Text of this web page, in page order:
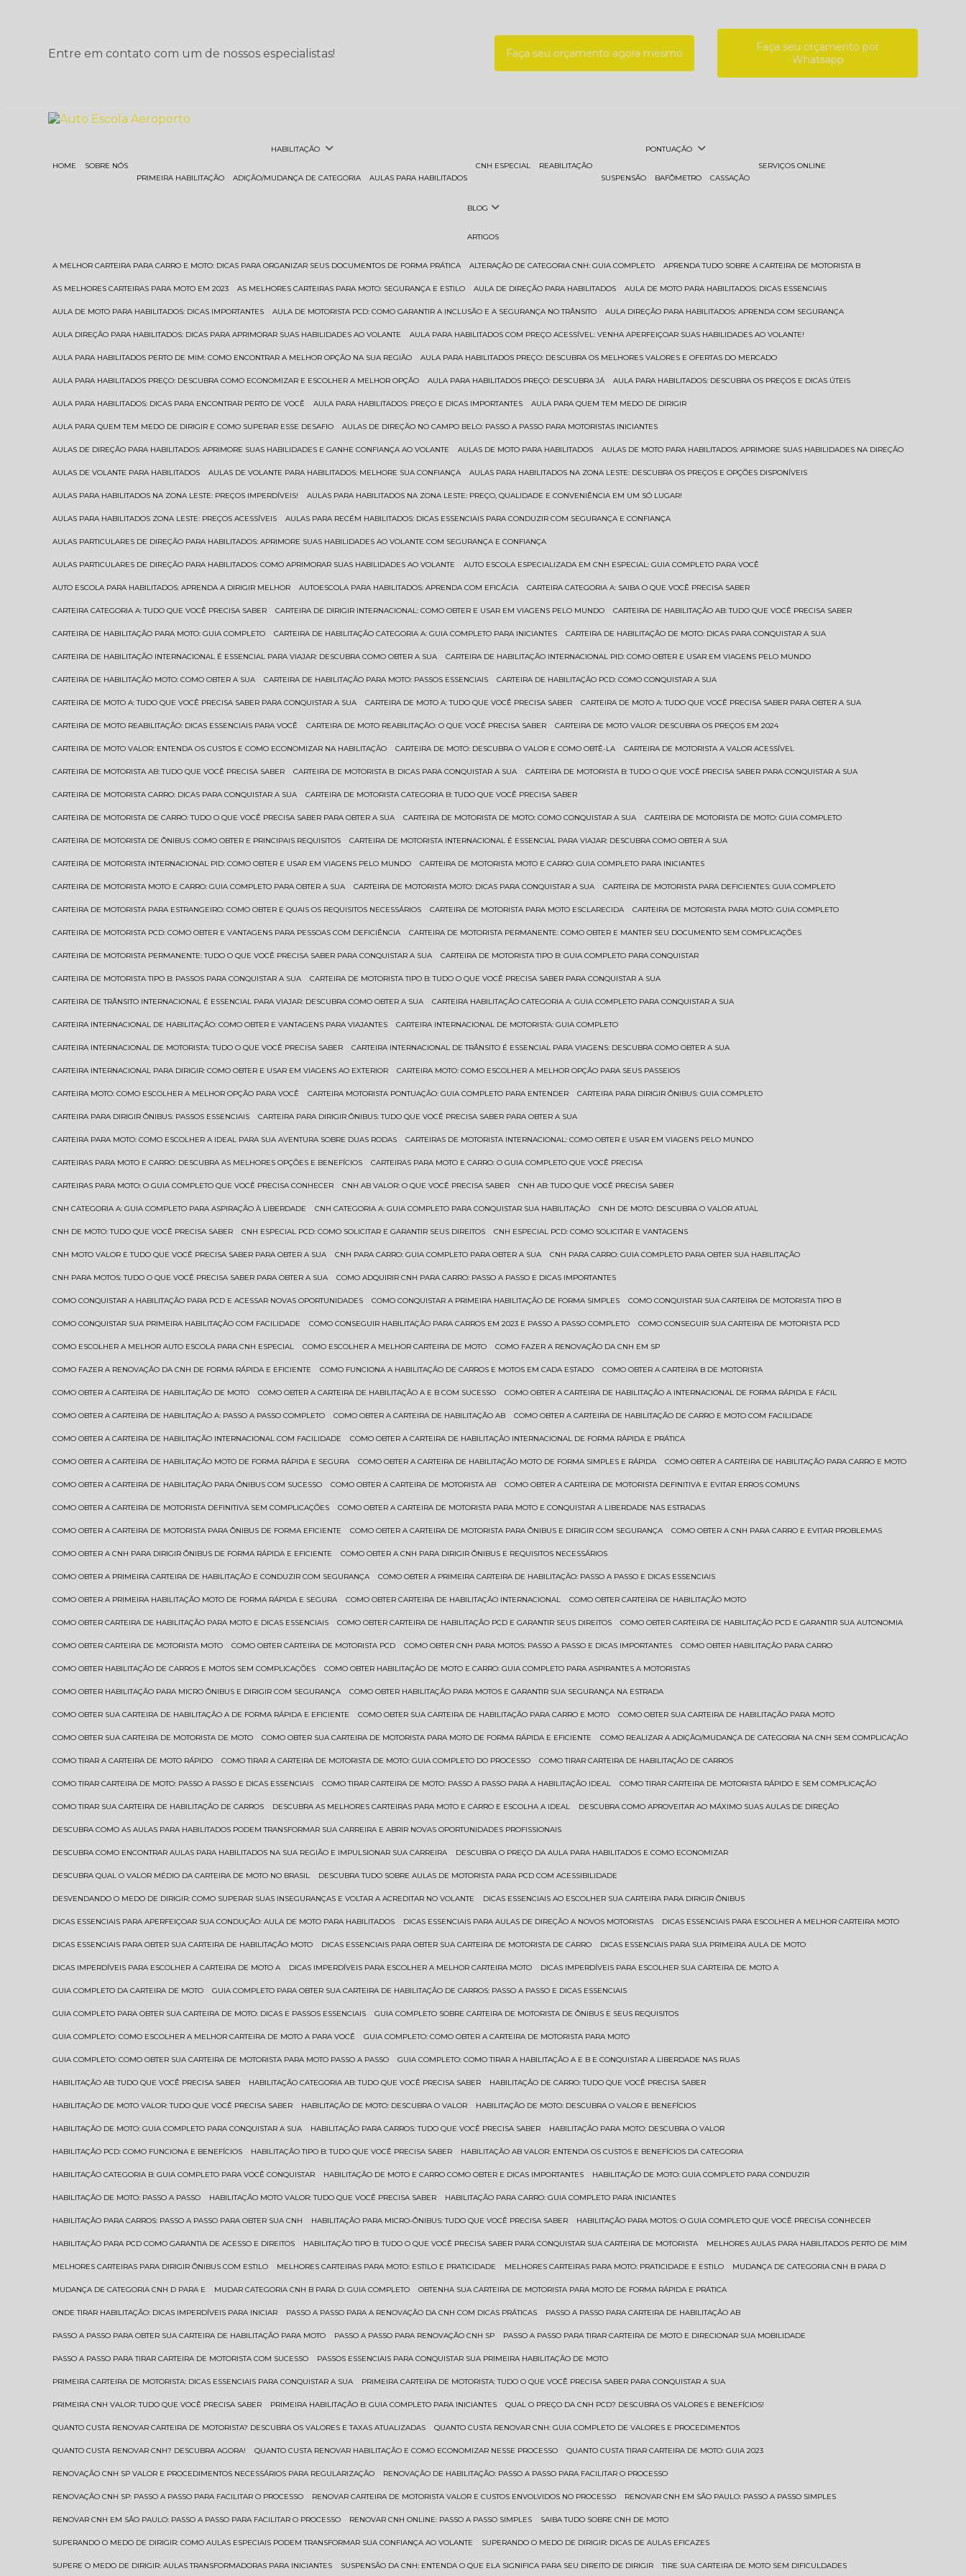
Entre em contato com um de nossos especialistas! Faça seu orçamento agora mesmo
Faça seu orçamento por
Whatsapp
HOME SOBRE NÓS
HABILITAÇÃO
PRIMEIRA HABILITAÇÃO ADIÇÃO/MUDANÇA DE CATEGORIA AULAS PARA HABILITADOS
CNH ESPECIAL REABILITAÇÃO
PONTUAÇÃO
SUSPENSÃO BAFÔMETRO CASSAÇÃO
SERVIÇOS ONLINE
BLOG
ARTIGOS
A MELHOR CARTEIRA PARA CARRO E MOTO: DICAS PARA ORGANIZAR SEUS DOCUMENTOS DE FORMA PRÁTICA ALTERAÇÃO DE CATEGORIA CNH: GUIA COMPLETO APRENDA TUDO SOBRE A CARTEIRA DE MOTORISTA B
AS MELHORES CARTEIRAS PARA MOTO EM 2023 AS MELHORES CARTEIRAS PARA MOTO: SEGURANÇA E ESTILO AULA DE DIREÇÃO PARA HABILITADOS AULA DE MOTO PARA HABILITADOS: DICAS ESSENCIAIS
AULA DE MOTO PARA HABILITADOS: DICAS IMPORTANTES AULA DE MOTORISTA PCD: COMO GARANTIR A INCLUSÃO E A SEGURANÇA NO TRÂNSITO AULA DIREÇÃO PARA HABILITADOS: APRENDA COM SEGURANÇA
AULA DIREÇÃO PARA HABILITADOS: DICAS PARA APRIMORAR SUAS HABILIDADES AO VOLANTE AULA PARA HABILITADOS COM PREÇO ACESSÍVEL: VENHA APERFEIÇOAR SUAS HABILIDADES AO VOLANTE!
AULA PARA HABILITADOS PERTO DE MIM: COMO ENCONTRAR A MELHOR OPÇÃO NA SUA REGIÃO AULA PARA HABILITADOS PREÇO: DESCUBRA OS MELHORES VALORES E OFERTAS DO MERCADO
AULA PARA HABILITADOS PREÇO: DESCUBRA COMO ECONOMIZAR E ESCOLHER A MELHOR OPÇÃO AULA PARA HABILITADOS PREÇO: DESCUBRA JÁ AULA PARA HABILITADOS: DESCUBRA OS PREÇOS E DICAS ÚTEIS
AULA PARA HABILITADOS: DICAS PARA ENCONTRAR PERTO DE VOCÊ AULA PARA HABILITADOS: PREÇO E DICAS IMPORTANTES AULA PARA QUEM TEM MEDO DE DIRIGIR
AULA PARA QUEM TEM MEDO DE DIRIGIR E COMO SUPERAR ESSE DESAFIO AULAS DE DIREÇÃO NO CAMPO BELO: PASSO A PASSO PARA MOTORISTAS INICIANTES
AULAS DE DIREÇÃO PARA HABILITADOS: APRIMORE SUAS HABILIDADES E GANHE CONFIANÇA AO VOLANTE AULAS DE MOTO PARA HABILITADOS AULAS DE MOTO PARA HABILITADOS: APRIMORE SUAS HABILIDADES NA DIREÇÃO
AULAS DE VOLANTE PARA HABILITADOS AULAS DE VOLANTE PARA HABILITADOS: MELHORE SUA CONFIANÇA AULAS PARA HABILITADOS NA ZONA LESTE: DESCUBRA OS PREÇOS E OPÇÕES DISPONÍVEIS
AULAS PARA HABILITADOS NA ZONA LESTE: PREÇOS IMPERDÍVEIS! AULAS PARA HABILITADOS NA ZONA LESTE: PREÇO, QUALIDADE E CONVENIÊNCIA EM UM SÓ LUGAR!
AULAS PARA HABILITADOS ZONA LESTE: PREÇOS ACESSÍVEIS AULAS PARA RECÉM HABILITADOS: DICAS ESSENCIAIS PARA CONDUZIR COM SEGURANÇA E CONFIANÇA
AULAS PARTICULARES DE DIREÇÃO PARA HABILITADOS: APRIMORE SUAS HABILIDADES AO VOLANTE COM SEGURANÇA E CONFIANÇA
AULAS PARTICULARES DE DIREÇÃO PARA HABILITADOS: COMO APRIMORAR SUAS HABILIDADES AO VOLANTE AUTO ESCOLA ESPECIALIZADA EM CNH ESPECIAL: GUIA COMPLETO PARA VOCÊ
AUTO ESCOLA PARA HABILITADOS: APRENDA A DIRIGIR MELHOR AUTOESCOLA PARA HABILITADOS: APRENDA COM EFICÁCIA CARTEIRA CATEGORIA A: SAIBA O QUE VOCÊ PRECISA SABER
CARTEIRA CATEGORIA A: TUDO QUE VOCÊ PRECISA SABER CARTEIRA DE DIRIGIR INTERNACIONAL: COMO OBTER E USAR EM VIAGENS PELO MUNDO CARTEIRA DE HABILITAÇÃO AB: TUDO QUE VOCÊ PRECISA SABER
CARTEIRA DE HABILITAÇÃO PARA MOTO: GUIA COMPLETO CARTEIRA DE HABILITAÇÃO CATEGORIA A: GUIA COMPLETO PARA INICIANTES CARTEIRA DE HABILITAÇÃO DE MOTO: DICAS PARA CONQUISTAR A SUA
CARTEIRA DE HABILITAÇÃO INTERNACIONAL É ESSENCIAL PARA VIAJAR: DESCUBRA COMO OBTER A SUA CARTEIRA DE HABILITAÇÃO INTERNACIONAL PID: COMO OBTER E USAR EM VIAGENS PELO MUNDO
CARTEIRA DE HABILITAÇÃO MOTO: COMO OBTER A SUA CARTEIRA DE HABILITAÇÃO PARA MOTO: PASSOS ESSENCIAIS CARTEIRA DE HABILITAÇÃO PCD: COMO CONQUISTAR A SUA
CARTEIRA DE MOTO A: TUDO QUE VOCÊ PRECISA SABER PARA CONQUISTAR A SUA CARTEIRA DE MOTO A: TUDO QUE VOCÊ PRECISA SABER CARTEIRA DE MOTO A: TUDO QUE VOCÊ PRECISA SABER PARA OBTER A SUA
CARTEIRA DE MOTO REABILITAÇÃO: DICAS ESSENCIAIS PARA VOCÊ CARTEIRA DE MOTO REABILITAÇÃO: O QUE VOCÊ PRECISA SABER CARTEIRA DE MOTO VALOR: DESCUBRA OS PREÇOS EM 2024
CARTEIRA DE MOTO VALOR: ENTENDA OS CUSTOS E COMO ECONOMIZAR NA HABILITAÇÃO CARTEIRA DE MOTO: DESCUBRA O VALOR E COMO OBTÊ-LA CARTEIRA DE MOTORISTA A VALOR ACESSÍVEL
CARTEIRA DE MOTORISTA AB: TUDO QUE VOCÊ PRECISA SABER CARTEIRA DE MOTORISTA B: DICAS PARA CONQUISTAR A SUA CARTEIRA DE MOTORISTA B: TUDO O QUE VOCÊ PRECISA SABER PARA CONQUISTAR A SUA
CARTEIRA DE MOTORISTA CARRO: DICAS PARA CONQUISTAR A SUA CARTEIRA DE MOTORISTA CATEGORIA B: TUDO QUE VOCÊ PRECISA SABER
CARTEIRA DE MOTORISTA DE CARRO: TUDO O QUE VOCÊ PRECISA SABER PARA OBTER A SUA CARTEIRA DE MOTORISTA DE MOTO: COMO CONQUISTAR A SUA CARTEIRA DE MOTORISTA DE MOTO: GUIA COMPLETO
CARTEIRA DE MOTORISTA DE ÔNIBUS: COMO OBTER E PRINCIPAIS REQUISITOS CARTEIRA DE MOTORISTA INTERNACIONAL É ESSENCIAL PARA VIAJAR: DESCUBRA COMO OBTER A SUA
CARTEIRA DE MOTORISTA INTERNACIONAL PID: COMO OBTER E USAR EM VIAGENS PELO MUNDO CARTEIRA DE MOTORISTA MOTO E CARRO: GUIA COMPLETO PARA INICIANTES
CARTEIRA DE MOTORISTA MOTO E CARRO: GUIA COMPLETO PARA OBTER A SUA CARTEIRA DE MOTORISTA MOTO: DICAS PARA CONQUISTAR A SUA CARTEIRA DE MOTORISTA PARA DEFICIENTES: GUIA COMPLETO
CARTEIRA DE MOTORISTA PARA ESTRANGEIRO: COMO OBTER E QUAIS OS REQUISITOS NECESSÁRIOS CARTEIRA DE MOTORISTA PARA MOTO ESCLARECIDA CARTEIRA DE MOTORISTA PARA MOTO: GUIA COMPLETO
CARTEIRA DE MOTORISTA PCD: COMO OBTER E VANTAGENS PARA PESSOAS COM DEFICIÊNCIA CARTEIRA DE MOTORISTA PERMANENTE: COMO OBTER E MANTER SEU DOCUMENTO SEM COMPLICAÇÕES
CARTEIRA DE MOTORISTA PERMANENTE: TUDO O QUE VOCÊ PRECISA SABER PARA CONQUISTAR A SUA CARTEIRA DE MOTORISTA TIPO B: GUIA COMPLETO PARA CONQUISTAR
CARTEIRA DE MOTORISTA TIPO B: PASSOS PARA CONQUISTAR A SUA CARTEIRA DE MOTORISTA TIPO B: TUDO O QUE VOCÊ PRECISA SABER PARA CONQUISTAR A SUA
CARTEIRA DE TRÂNSITO INTERNACIONAL É ESSENCIAL PARA VIAJAR: DESCUBRA COMO OBTER A SUA CARTEIRA HABILITAÇÃO CATEGORIA A: GUIA COMPLETO PARA CONQUISTAR A SUA
CARTEIRA INTERNACIONAL DE HABILITAÇÃO: COMO OBTER E VANTAGENS PARA VIAJANTES CARTEIRA INTERNACIONAL DE MOTORISTA: GUIA COMPLETO
CARTEIRA INTERNACIONAL DE MOTORISTA: TUDO O QUE VOCÊ PRECISA SABER CARTEIRA INTERNACIONAL DE TRÂNSITO É ESSENCIAL PARA VIAGENS: DESCUBRA COMO OBTER A SUA
CARTEIRA INTERNACIONAL PARA DIRIGIR: COMO OBTER E USAR EM VIAGENS AO EXTERIOR CARTEIRA MOTO: COMO ESCOLHER A MELHOR OPÇÃO PARA SEUS PASSEIOS
CARTEIRA MOTO: COMO ESCOLHER A MELHOR OPÇÃO PARA VOCÊ CARTEIRA MOTORISTA PONTUAÇÃO: GUIA COMPLETO PARA ENTENDER CARTEIRA PARA DIRIGIR ÔNIBUS: GUIA COMPLETO
CARTEIRA PARA DIRIGIR ÔNIBUS: PASSOS ESSENCIAIS CARTEIRA PARA DIRIGIR ÔNIBUS: TUDO QUE VOCÊ PRECISA SABER PARA OBTER A SUA
CARTEIRA PARA MOTO: COMO ESCOLHER A IDEAL PARA SUA AVENTURA SOBRE DUAS RODAS CARTEIRAS DE MOTORISTA INTERNACIONAL: COMO OBTER E USAR EM VIAGENS PELO MUNDO
CARTEIRAS PARA MOTO E CARRO: DESCUBRA AS MELHORES OPÇÕES E BENEFÍCIOS CARTEIRAS PARA MOTO E CARRO: O GUIA COMPLETO QUE VOCÊ PRECISA
CARTEIRAS PARA MOTO: O GUIA COMPLETO QUE VOCÊ PRECISA CONHECER CNH AB VALOR: O QUE VOCÊ PRECISA SABER CNH AB: TUDO QUE VOCÊ PRECISA SABER
CNH CATEGORIA A: GUIA COMPLETO PARA ASPIRAÇÃO À LIBERDADE CNH CATEGORIA A: GUIA COMPLETO PARA CONQUISTAR SUA HABILITAÇÃO CNH DE MOTO: DESCUBRA O VALOR ATUAL
CNH DE MOTO: TUDO QUE VOCÊ PRECISA SABER CNH ESPECIAL PCD: COMO SOLICITAR E GARANTIR SEUS DIREITOS CNH ESPECIAL PCD: COMO SOLICITAR E VANTAGENS
CNH MOTO VALOR E TUDO QUE VOCÊ PRECISA SABER PARA OBTER A SUA CNH PARA CARRO: GUIA COMPLETO PARA OBTER A SUA CNH PARA CARRO: GUIA COMPLETO PARA OBTER SUA HABILITAÇÃO
CNH PARA MOTOS: TUDO O QUE VOCÊ PRECISA SABER PARA OBTER A SUA COMO ADQUIRIR CNH PARA CARRO: PASSO A PASSO E DICAS IMPORTANTES
COMO CONQUISTAR A HABILITAÇÃO PARA PCD E ACESSAR NOVAS OPORTUNIDADES COMO CONQUISTAR A PRIMEIRA HABILITAÇÃO DE FORMA SIMPLES COMO CONQUISTAR SUA CARTEIRA DE MOTORISTA TIPO B
COMO CONQUISTAR SUA PRIMEIRA HABILITAÇÃO COM FACILIDADE COMO CONSEGUIR HABILITAÇÃO PARA CARROS EM 2023 E PASSO A PASSO COMPLETO COMO CONSEGUIR SUA CARTEIRA DE MOTORISTA PCD
COMO ESCOLHER A MELHOR AUTO ESCOLA PARA CNH ESPECIAL COMO ESCOLHER A MELHOR CARTEIRA DE MOTO COMO FAZER A RENOVAÇÃO DA CNH EM SP
COMO FAZER A RENOVAÇÃO DA CNH DE FORMA RÁPIDA E EFICIENTE COMO FUNCIONA A HABILITAÇÃO DE CARROS E MOTOS EM CADA ESTADO COMO OBTER A CARTEIRA B DE MOTORISTA
COMO OBTER A CARTEIRA DE HABILITAÇÃO DE MOTO COMO OBTER A CARTEIRA DE HABILITAÇÃO A E B COM SUCESSO COMO OBTER A CARTEIRA DE HABILITAÇÃO A INTERNACIONAL DE FORMA RÁPIDA E FÁCIL
COMO OBTER A CARTEIRA DE HABILITAÇÃO A: PASSO A PASSO COMPLETO COMO OBTER A CARTEIRA DE HABILITAÇÃO AB COMO OBTER A CARTEIRA DE HABILITAÇÃO DE CARRO E MOTO COM FACILIDADE
COMO OBTER A CARTEIRA DE HABILITAÇÃO INTERNACIONAL COM FACILIDADE COMO OBTER A CARTEIRA DE HABILITAÇÃO INTERNACIONAL DE FORMA RÁPIDA E PRÁTICA
COMO OBTER A CARTEIRA DE HABILITAÇÃO MOTO DE FORMA RÁPIDA E SEGURA COMO OBTER A CARTEIRA DE HABILITAÇÃO MOTO DE FORMA SIMPLES E RÁPIDA COMO OBTER A CARTEIRA DE HABILITAÇÃO PARA CARRO E MOTO
COMO OBTER A CARTEIRA DE HABILITAÇÃO PARA ÔNIBUS COM SUCESSO COMO OBTER A CARTEIRA DE MOTORISTA AB COMO OBTER A CARTEIRA DE MOTORISTA DEFINITIVA E EVITAR ERROS COMUNS
COMO OBTER A CARTEIRA DE MOTORISTA DEFINITIVA SEM COMPLICAÇÕES COMO OBTER A CARTEIRA DE MOTORISTA PARA MOTO E CONQUISTAR A LIBERDADE NAS ESTRADAS
COMO OBTER A CARTEIRA DE MOTORISTA PARA ÔNIBUS DE FORMA EFICIENTE COMO OBTER A CARTEIRA DE MOTORISTA PARA ÔNIBUS E DIRIGIR COM SEGURANÇA COMO OBTER A CNH PARA CARRO E EVITAR PROBLEMAS
COMO OBTER A CNH PARA DIRIGIR ÔNIBUS DE FORMA RÁPIDA E EFICIENTE COMO OBTER A CNH PARA DIRIGIR ÔNIBUS E REQUISITOS NECESSÁRIOS
COMO OBTER A PRIMEIRA CARTEIRA DE HABILITAÇÃO E CONDUZIR COM SEGURANÇA COMO OBTER A PRIMEIRA CARTEIRA DE HABILITAÇÃO: PASSO A PASSO E DICAS ESSENCIAIS
COMO OBTER A PRIMEIRA HABILITAÇÃO MOTO DE FORMA RÁPIDA E SEGURA COMO OBTER CARTEIRA DE HABILITAÇÃO INTERNACIONAL COMO OBTER CARTEIRA DE HABILITAÇÃO MOTO
COMO OBTER CARTEIRA DE HABILITAÇÃO PARA MOTO E DICAS ESSENCIAIS COMO OBTER CARTEIRA DE HABILITAÇÃO PCD E GARANTIR SEUS DIREITOS COMO OBTER CARTEIRA DE HABILITAÇÃO PCD E GARANTIR SUA AUTONOMIA
COMO OBTER CARTEIRA DE MOTORISTA MOTO COMO OBTER CARTEIRA DE MOTORISTA PCD COMO OBTER CNH PARA MOTOS: PASSO A PASSO E DICAS IMPORTANTES COMO OBTER HABILITAÇÃO PARA CARRO
COMO OBTER HABILITAÇÃO DE CARROS E MOTOS SEM COMPLICAÇÕES COMO OBTER HABILITAÇÃO DE MOTO E CARRO: GUIA COMPLETO PARA ASPIRANTES A MOTORISTAS
COMO OBTER HABILITAÇÃO PARA MICRO ÔNIBUS E DIRIGIR COM SEGURANÇA COMO OBTER HABILITAÇÃO PARA MOTOS E GARANTIR SUA SEGURANÇA NA ESTRADA
COMO OBTER SUA CARTEIRA DE HABILITAÇÃO A DE FORMA RÁPIDA E EFICIENTE COMO OBTER SUA CARTEIRA DE HABILITAÇÃO PARA CARRO E MOTO COMO OBTER SUA CARTEIRA DE HABILITAÇÃO PARA MOTO
COMO OBTER SUA CARTEIRA DE MOTORISTA DE MOTO COMO OBTER SUA CARTEIRA DE MOTORISTA PARA MOTO DE FORMA RÁPIDA E EFICIENTE COMO REALIZAR A ADIÇÃO/MUDANÇA DE CATEGORIA NA CNH SEM COMPLICAÇÃO
COMO TIRAR A CARTEIRA DE MOTO RÁPIDO COMO TIRAR A CARTEIRA DE MOTORISTA DE MOTO: GUIA COMPLETO DO PROCESSO COMO TIRAR CARTEIRA DE HABILITAÇÃO DE CARROS
COMO TIRAR CARTEIRA DE MOTO: PASSO A PASSO E DICAS ESSENCIAIS COMO TIRAR CARTEIRA DE MOTO: PASSO A PASSO PARA A HABILITAÇÃO IDEAL COMO TIRAR CARTEIRA DE MOTORISTA RÁPIDO E SEM COMPLICAÇÃO
COMO TIRAR SUA CARTEIRA DE HABILITAÇÃO DE CARROS DESCUBRA AS MELHORES CARTEIRAS PARA MOTO E CARRO E ESCOLHA A IDEAL DESCUBRA COMO APROVEITAR AO MÁXIMO SUAS AULAS DE DIREÇÃO
DESCUBRA COMO AS AULAS PARA HABILITADOS PODEM TRANSFORMAR SUA CARREIRA E ABRIR NOVAS OPORTUNIDADES PROFISSIONAIS
DESCUBRA COMO ENCONTRAR AULAS PARA HABILITADOS NA SUA REGIÃO E IMPULSIONAR SUA CARREIRA DESCUBRA O PREÇO DA AULA PARA HABILITADOS E COMO ECONOMIZAR
DESCUBRA QUAL O VALOR MÉDIO DA CARTEIRA DE MOTO NO BRASIL DESCUBRA TUDO SOBRE AULAS DE MOTORISTA PARA PCD COM ACESSIBILIDADE
DESVENDANDO O MEDO DE DIRIGIR: COMO SUPERAR SUAS INSEGURANÇAS E VOLTAR A ACREDITAR NO VOLANTE DICAS ESSENCIAIS AO ESCOLHER SUA CARTEIRA PARA DIRIGIR ÔNIBUS
DICAS ESSENCIAIS PARA APERFEIÇOAR SUA CONDUÇÃO: AULA DE MOTO PARA HABILITADOS DICAS ESSENCIAIS PARA AULAS DE DIREÇÃO A NOVOS MOTORISTAS DICAS ESSENCIAIS PARA ESCOLHER A MELHOR CARTEIRA MOTO
DICAS ESSENCIAIS PARA OBTER SUA CARTEIRA DE HABILITAÇÃO MOTO DICAS ESSENCIAIS PARA OBTER SUA CARTEIRA DE MOTORISTA DE CARRO DICAS ESSENCIAIS PARA SUA PRIMEIRA AULA DE MOTO
DICAS IMPERDÍVEIS PARA ESCOLHER A CARTEIRA DE MOTO A DICAS IMPERDÍVEIS PARA ESCOLHER A MELHOR CARTEIRA MOTO DICAS IMPERDÍVEIS PARA ESCOLHER SUA CARTEIRA DE MOTO A
GUIA COMPLETO DA CARTEIRA DE MOTO GUIA COMPLETO PARA OBTER SUA CARTEIRA DE HABILITAÇÃO DE CARROS: PASSO A PASSO E DICAS ESSENCIAIS
GUIA COMPLETO PARA OBTER SUA CARTEIRA DE MOTO: DICAS E PASSOS ESSENCIAIS GUIA COMPLETO SOBRE CARTEIRA DE MOTORISTA DE ÔNIBUS E SEUS REQUISITOS
GUIA COMPLETO: COMO ESCOLHER A MELHOR CARTEIRA DE MOTO A PARA VOCÊ GUIA COMPLETO: COMO OBTER A CARTEIRA DE MOTORISTA PARA MOTO
GUIA COMPLETO: COMO OBTER SUA CARTEIRA DE MOTORISTA PARA MOTO PASSO A PASSO GUIA COMPLETO: COMO TIRAR A HABILITAÇÃO A E B E CONQUISTAR A LIBERDADE NAS RUAS
HABILITAÇÃO AB: TUDO QUE VOCÊ PRECISA SABER HABILITAÇÃO CATEGORIA AB: TUDO QUE VOCÊ PRECISA SABER HABILITAÇÃO DE CARRO: TUDO QUE VOCÊ PRECISA SABER
HABILITAÇÃO DE MOTO VALOR: TUDO QUE VOCÊ PRECISA SABER HABILITAÇÃO DE MOTO: DESCUBRA O VALOR HABILITAÇÃO DE MOTO: DESCUBRA O VALOR E BENEFÍCIOS
HABILITAÇÃO DE MOTO: GUIA COMPLETO PARA CONQUISTAR A SUA HABILITAÇÃO PARA CARROS: TUDO QUE VOCÊ PRECISA SABER HABILITAÇÃO PARA MOTO: DESCUBRA O VALOR
HABILITAÇÃO PCD: COMO FUNCIONA E BENEFÍCIOS HABILITAÇÃO TIPO B: TUDO QUE VOCÊ PRECISA SABER HABILITAÇÃO AB VALOR: ENTENDA OS CUSTOS E BENEFÍCIOS DA CATEGORIA
HABILITAÇÃO CATEGORIA B: GUIA COMPLETO PARA VOCÊ CONQUISTAR HABILITAÇÃO DE MOTO E CARRO COMO OBTER E DICAS IMPORTANTES HABILITAÇÃO DE MOTO: GUIA COMPLETO PARA CONDUZIR
HABILITAÇÃO DE MOTO: PASSO A PASSO HABILITAÇÃO MOTO VALOR: TUDO QUE VOCÊ PRECISA SABER HABILITAÇÃO PARA CARRO: GUIA COMPLETO PARA INICIANTES
HABILITAÇÃO PARA CARROS: PASSO A PASSO PARA OBTER SUA CNH HABILITAÇÃO PARA MICRO-ÔNIBUS: TUDO QUE VOCÊ PRECISA SABER HABILITAÇÃO PARA MOTOS: O GUIA COMPLETO QUE VOCÊ PRECISA CONHECER
HABILITAÇÃO PARA PCD COMO GARANTIA DE ACESSO E DIREITOS HABILITAÇÃO TIPO B: TUDO O QUE VOCÊ PRECISA SABER PARA CONQUISTAR SUA CARTEIRA DE MOTORISTA MELHORES AULAS PARA HABILITADOS PERTO DE MIM
MELHORES CARTEIRAS PARA DIRIGIR ÔNIBUS COM ESTILO MELHORES CARTEIRAS PARA MOTO: ESTILO E PRATICIDADE MELHORES CARTEIRAS PARA MOTO: PRATICIDADE E ESTILO MUDANÇA DE CATEGORIA CNH B PARA D
MUDANÇA DE CATEGORIA CNH D PARA E MUDAR CATEGORIA CNH B PARA D: GUIA COMPLETO OBTENHA SUA CARTEIRA DE MOTORISTA PARA MOTO DE FORMA RÁPIDA E PRÁTICA
ONDE TIRAR HABILITAÇÃO: DICAS IMPERDÍVEIS PARA INICIAR PASSO A PASSO PARA A RENOVAÇÃO DA CNH COM DICAS PRÁTICAS PASSO A PASSO PARA CARTEIRA DE HABILITAÇÃO AB
PASSO A PASSO PARA OBTER SUA CARTEIRA DE HABILITAÇÃO PARA MOTO PASSO A PASSO PARA RENOVAÇÃO CNH SP PASSO A PASSO PARA TIRAR CARTEIRA DE MOTO E DIRECIONAR SUA MOBILIDADE
PASSO A PASSO PARA TIRAR CARTEIRA DE MOTORISTA COM SUCESSO PASSOS ESSENCIAIS PARA CONQUISTAR SUA PRIMEIRA HABILITAÇÃO DE MOTO
PRIMEIRA CARTEIRA DE MOTORISTA: DICAS ESSENCIAIS PARA CONQUISTAR A SUA PRIMEIRA CARTEIRA DE MOTORISTA: TUDO O QUE VOCÊ PRECISA SABER PARA CONQUISTAR A SUA
PRIMEIRA CNH VALOR: TUDO QUE VOCÊ PRECISA SABER PRIMEIRA HABILITAÇÃO B: GUIA COMPLETO PARA INICIANTES QUAL O PREÇO DA CNH PCD? DESCUBRA OS VALORES E BENEFÍCIOS!
QUANTO CUSTA RENOVAR CARTEIRA DE MOTORISTA? DESCUBRA OS VALORES E TAXAS ATUALIZADAS QUANTO CUSTA RENOVAR CNH: GUIA COMPLETO DE VALORES E PROCEDIMENTOS
QUANTO CUSTA RENOVAR CNH? DESCUBRA AGORA! QUANTO CUSTA RENOVAR HABILITAÇÃO E COMO ECONOMIZAR NESSE PROCESSO QUANTO CUSTA TIRAR CARTEIRA DE MOTO: GUIA 2023
RENOVAÇÃO CNH SP VALOR E PROCEDIMENTOS NECESSÁRIOS PARA REGULARIZAÇÃO RENOVAÇÃO DE HABILITAÇÃO: PASSO A PASSO PARA FACILITAR O PROCESSO
RENOVAÇÃO CNH SP: PASSO A PASSO PARA FACILITAR O PROCESSO RENOVAR CARTEIRA DE MOTORISTA VALOR E CUSTOS ENVOLVIDOS NO PROCESSO RENOVAR CNH EM SÃO PAULO: PASSO A PASSO SIMPLES
RENOVAR CNH EM SÃO PAULO: PASSO A PASSO PARA FACILITAR O PROCESSO RENOVAR CNH ONLINE: PASSO A PASSO SIMPLES SAIBA TUDO SOBRE CNH DE MOTO
SUPERANDO O MEDO DE DIRIGIR: COMO AULAS ESPECIAIS PODEM TRANSFORMAR SUA CONFIANÇA AO VOLANTE SUPERANDO O MEDO DE DIRIGIR: DICAS DE AULAS EFICAZES
SUPERE O MEDO DE DIRIGIR: AULAS TRANSFORMADORAS PARA INICIANTES SUSPENSÃO DA CNH: ENTENDA O QUE ELA SIGNIFICA PARA SEU DIREITO DE DIRIGIR TIRE SUA CARTEIRA DE MOTO SEM DIFICULDADES